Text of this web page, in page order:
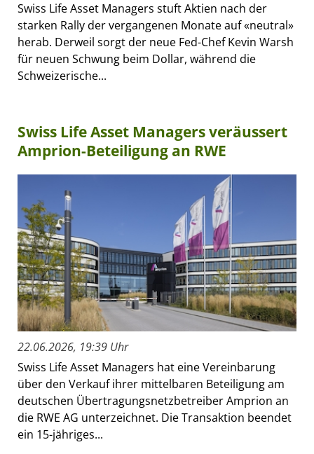
Swiss Life Asset Managers stuft Aktien nach der
starken Rally der vergangenen Monate auf «neutral»
herab. Derweil sorgt der neue Fed-Chef Kevin Warsh
für neuen Schwung beim Dollar, während die
Schweizerische...
Swiss Life Asset Managers veräussert
Amprion-Beteiligung an RWE
22.06.2026, 19:39 Uhr
Swiss Life Asset Managers hat eine Vereinbarung
über den Verkauf ihrer mittelbaren Beteiligung am
deutschen Übertragungsnetzbetreiber Amprion an
die RWE AG unterzeichnet. Die Transaktion beendet
ein 15-jähriges...